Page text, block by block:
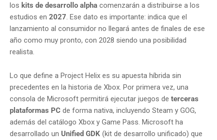
los kits de desarrollo alpha comenzarán a distribuirse a los
estudios en 2027 . Ese dato es importante: indica que el
lanzamiento al consumidor no llegará antes de finales de ese
año como muy pronto, con 2028 siendo una posibilidad
realista.
Lo que define a Project Helix es su apuesta híbrida sin
precedentes en la historia de Xbox. Por primera vez, una
consola de Microsoft permitirá ejecutar juegos de terceras
plataformas PC de forma nativa, incluyendo Steam y GOG,
además del catálogo Xbox y Game Pass. Microsoft ha
desarrollado un Unified GDK (kit de desarrollo unificado) que